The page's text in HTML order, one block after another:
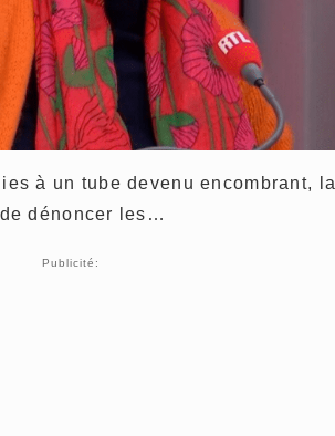
à un tube devenu encombrant, la
dénoncer les…
Publicité: